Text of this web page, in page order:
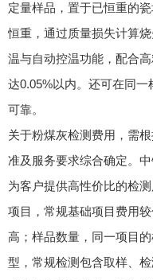
定量样品，置于已恒重的
恒重，通过质量损失计算
温与自动控温功能，配合
达0.05%以内。还可在同
可靠。
关于粉煤灰检测费用，需
准及服务要求综合确定。
为客户提供高性价比的检
项目，常规基础项目费用
高；样品数量，同一项目
型，常规检测包含取样、